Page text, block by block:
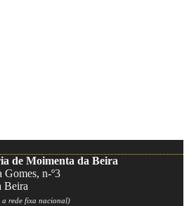
de Moimenta da Beira
n-º3
Beira
a rede fixa nacional)